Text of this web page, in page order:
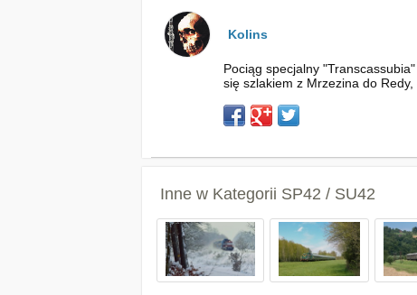
Kolins
Pociąg specjalny
się szlakiem z Mrzezina do
Inne w Kategorii SP42 / SU42